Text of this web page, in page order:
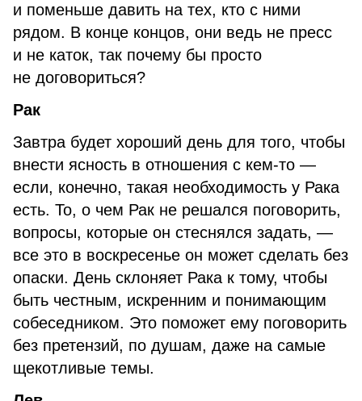
и поменьше давить на тех, кто с ними
рядом. В конце концов, они ведь не пресс
и не каток, так почему бы просто
не договориться?
Рак
Завтра будет хороший день для того, чтобы
внести ясность в отношения с кем-то —
если, конечно, такая необходимость у Рака
есть. То, о чем Рак не решался поговорить,
вопросы, которые он стеснялся задать, —
все это в воскресенье он может сделать без
опаски. День склоняет Рака к тому, чтобы
быть честным, искренним и понимающим
собеседником. Это поможет ему поговорить
без претензий, по душам, даже на самые
щекотливые темы.